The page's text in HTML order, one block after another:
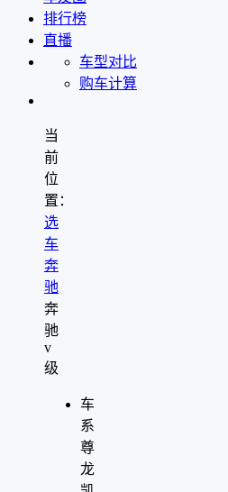
排行榜
直播
车型对比
购车计算
当
前
位
置：
选
车
奔
驰
奔
驰
v
级
车
系
尊
龙